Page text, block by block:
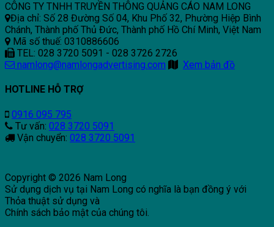
CÔNG TY TNHH TRUYỀN THÔNG QUẢNG CÁO NAM LONG
Địa chỉ: Số 28 Đường Số 04, Khu Phố 32, Phường Hiệp Bình
Chánh, Thành phố Thủ Đức, Thành phố Hồ Chí Minh, Việt Nam
Mã số thuế: 0310886606
TEL: 028 3720 5091 - 028 3726 2726
namlong@namlongadvertising.com
Xem bản đồ
HOTLINE HỖ TRỢ
0916 095 795
Tư vấn: 028 3720 5091
Vận chuyển: 028 3720 5091
Copyright © 2026 Nam Long
Sử dụng dịch vụ tại Nam Long có nghĩa là bạn đồng ý với
Thỏa thuật sử dụng và
Chính sách bảo mật của chúng tôi.